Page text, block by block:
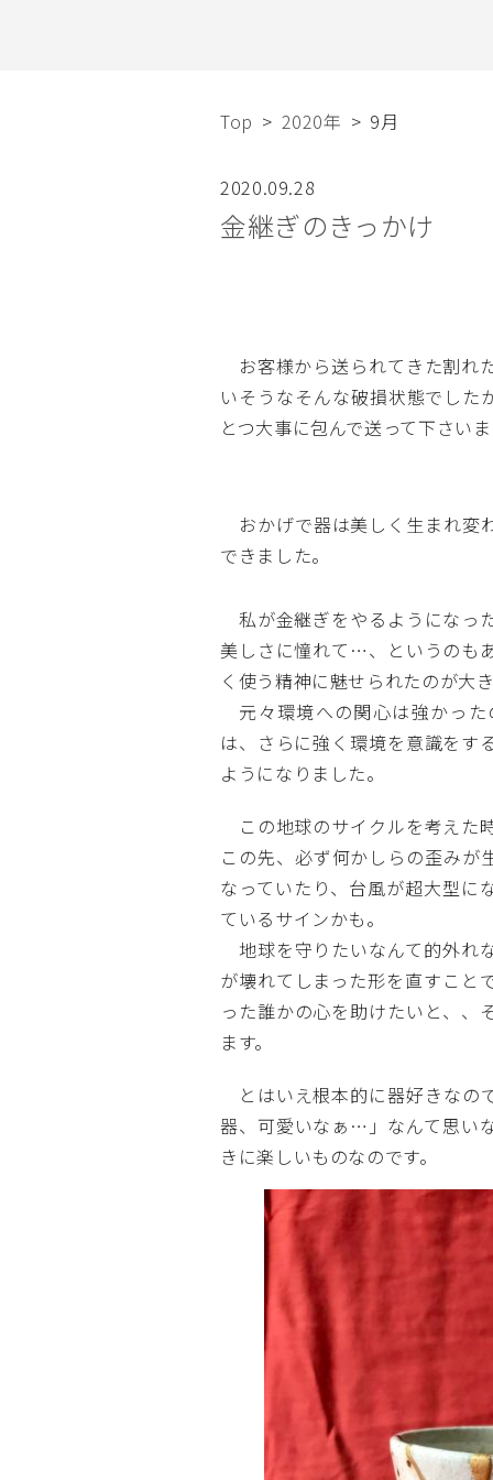
Top 2020年 9月
2020.09.28
金継ぎのきっかけ
お客様から送られてきた割れ
いそうなそんな破損状態でし
とつ大事に包んで送って下さい
おかげで器は美しく生まれ変
できました。
私が金継ぎをやるようになっ
美しさに憧れて…、というのも
く使う精神に魅せられたのが大
元々環境への関心は強かっ
は、さらに強く環境を意識をす
ようになりました。
この地球のサイクルを考えた
この先、必ず何かしらの歪みが
なっていたり、台風が超大型に
ているサインかも。
地球を守りたいなんて的外れ
が壊れてしまった形を直すこと
った誰かの心を助けたいと、、
ます。
とはいえ根本的に器好きなの
器、可愛いなぁ…」なんて思い
きに楽しいものなのです。